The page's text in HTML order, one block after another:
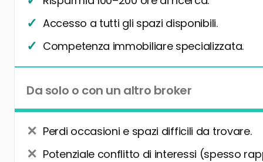
Accesso a tutti gli spazi disponibili.
Competenza immobiliare specializzata.
Da solo o con un altro broker
Perdi occasioni e spazi difficili da trovare.
Potenziale conflitto di interessi (spesso